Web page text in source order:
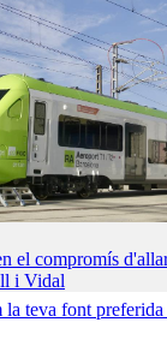
el compromís
i Vidal
teva font